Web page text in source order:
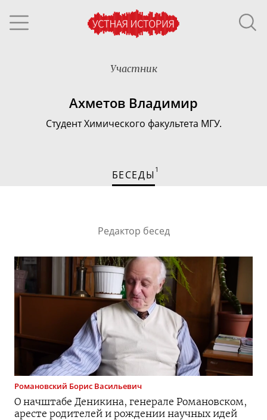
Участник
Ахметов Владимир
Студент Химического факультета МГУ.
БЕСЕДЫ 1
Редактор бесед
Романовский Борис Васильевич
О начштабе Деникина, генерале Романовском,
аресте родителей и рождении научных идей